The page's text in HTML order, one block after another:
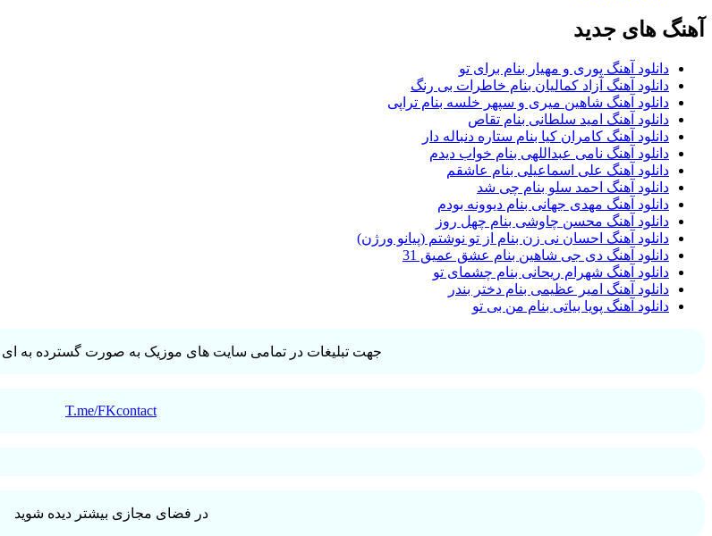
آهنگ های جدید
دانلود آهنگ پوری و مهیار بنام برای تو
دانلود آهنگ آزاد کمالیان بنام خاطرات بی رنگ
دانلود آهنگ شاهین میری و سپهر خلسه بنام تراپی
دانلود آهنگ امید سلطانی بنام تقاص
دانلود آهنگ کامران کیا بنام ستاره دنباله دار
دانلود آهنگ نامی عبداللهی بنام خواب دیدم
دانلود آهنگ علی اسماعیلی بنام عاشقم
دانلود آهنگ احمد سلو بنام چی شد
دانلود آهنگ مهدی جهانی بنام دیوونه بودم
دانلود آهنگ محسن چاوشی بنام چهل روز
دانلود آهنگ احسان نی زن بنام از تو نوشتم (پیانو ورژن)
دانلود آهنگ دی جی شاهین بنام عشق عمیق 31
دانلود آهنگ شهرام ریحانی بنام چشمای تو
دانلود آهنگ امیر عظیمی بنام دختر بندر
دانلود آهنگ پویا بیاتی بنام من بی تو
جهت تبلیغات در تمامی سایت های موزیک به صورت گسترده به ای
T.me/FKcontact
در فضای مجازی بیشتر دیده شوید